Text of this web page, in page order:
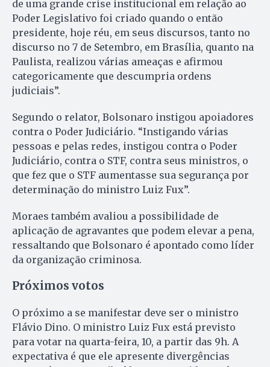
de uma grande crise institucional em relação ao
Poder Legislativo foi criado quando o então
presidente, hoje réu, em seus discursos, tanto no
discurso no 7 de Setembro, em Brasília, quanto na
Paulista, realizou várias ameaças e afirmou
categoricamente que descumpria ordens
judiciais”.
Segundo o relator, Bolsonaro instigou apoiadores
contra o Poder Judiciário. “Instigando várias
pessoas e pelas redes, instigou contra o Poder
Judiciário, contra o STF, contra seus ministros, o
que fez que o STF aumentasse sua segurança por
determinação do ministro Luiz Fux”.
Moraes também avaliou a possibilidade de
aplicação de agravantes que podem elevar a pena,
ressaltando que Bolsonaro é apontado como líder
da organização criminosa.
Próximos votos
O próximo a se manifestar deve ser o ministro
Flávio Dino. O ministro Luiz Fux está previsto
para votar na quarta-feira, 10, a partir das 9h. A
expectativa é que ele apresente divergências